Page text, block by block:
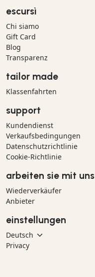
escursì
Chi siamo
Gift Card
Blog
Transparenz
tailor made
Klassenfahrten
support
Kundendienst
Verkaufsbedingungen
Datenschutzrichtlinie
Cookie-Richtlinie
arbeiten sie mit uns
Wiederverkäufer
Anbieter
einstellungen
Privacy